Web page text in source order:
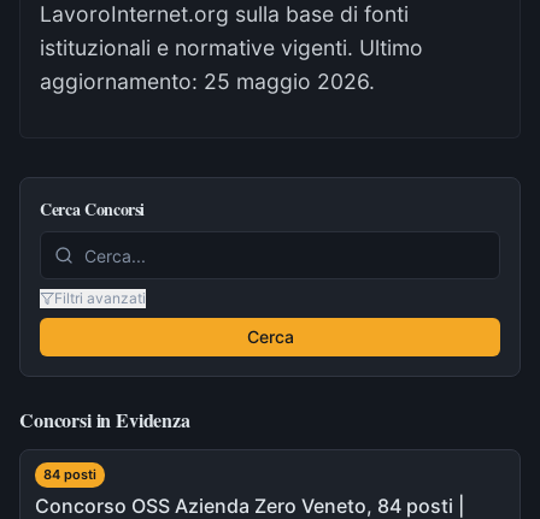
LavoroInternet.org sulla base di fonti
istituzionali e normative vigenti. Ultimo
aggiornamento: 25 maggio 2026.
Cerca Concorsi
Filtri avanzati
Cerca
Concorsi in Evidenza
84 posti
Concorso OSS Azienda Zero Veneto, 84 posti |